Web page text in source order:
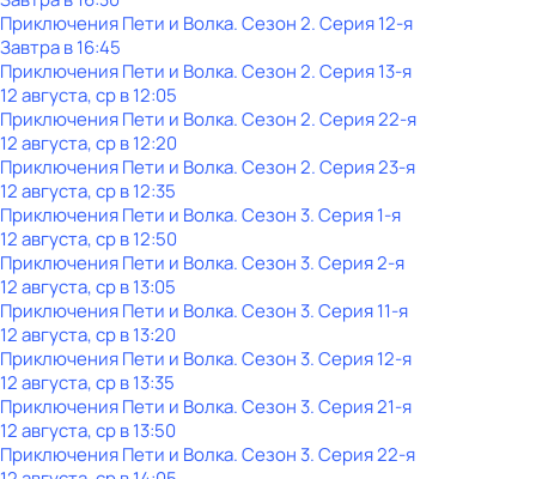
Приключения Пети и Волка. Сезон 2. Серия 12-я
Завтра в 16:45
Приключения Пети и Волка. Сезон 2. Серия 13-я
12 августа, ср в 12:05
Приключения Пети и Волка. Сезон 2. Серия 22-я
12 августа, ср в 12:20
Приключения Пети и Волка. Сезон 2. Серия 23-я
12 августа, ср в 12:35
Приключения Пети и Волка. Сезон 3. Серия 1-я
12 августа, ср в 12:50
Приключения Пети и Волка. Сезон 3. Серия 2-я
12 августа, ср в 13:05
Приключения Пети и Волка. Сезон 3. Серия 11-я
12 августа, ср в 13:20
Приключения Пети и Волка. Сезон 3. Серия 12-я
12 августа, ср в 13:35
Приключения Пети и Волка. Сезон 3. Серия 21-я
12 августа, ср в 13:50
Приключения Пети и Волка. Сезон 3. Серия 22-я